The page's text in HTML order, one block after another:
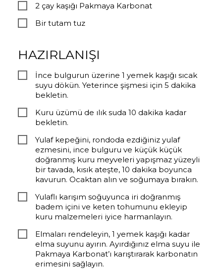
2 çay kaşığı Pakmaya Karbonat
Bir tutam tuz
HAZIRLANIŞI
İnce bulgurun üzerine 1 yemek kaşığı sıcak
suyu dökün. Yeterince şişmesi için 5 dakika
bekletin.
Kuru üzümü de ılık suda 10 dakika kadar
bekletin.
Yulaf kepeğini, rondoda ezdiğiniz yulaf
ezmesini, ince bulguru ve küçük küçük
doğranmış kuru meyveleri yapışmaz yüzeyli
bir tavada, kısık ateşte, 10 dakika boyunca
kavurun. Ocaktan alın ve soğumaya bırakın.
Yulaflı karışım soğuyunca iri doğranmış
badem içini ve keten tohumunu ekleyip
kuru malzemeleri iyice harmanlayın.
Elmaları rendeleyin, 1 yemek kaşığı kadar
elma suyunu ayırın. Ayırdığınız elma suyu ile
Pakmaya Karbonat’ı karıştırarak karbonatın
erimesini sağlayın.